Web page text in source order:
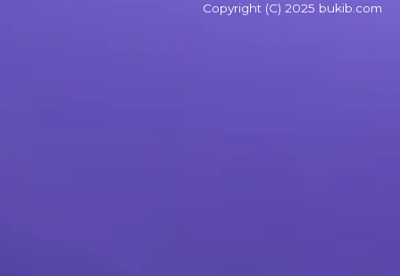
Copyright (C) 2025 bukib.com